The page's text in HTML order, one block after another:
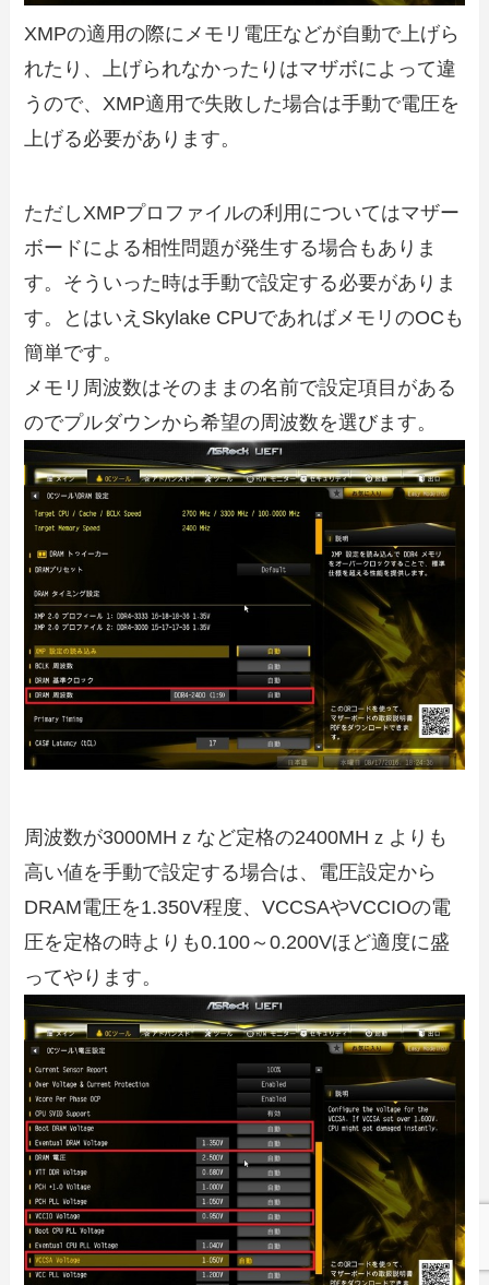
XMPの適用の際にメモリ電圧などが自動で上げら
れたり、上げられなかったりはマザボによって違
うので、XMP適用で失敗した場合は手動で電圧を
上げる必要があります。
ただしXMPプロファイルの利用についてはマザー
ボードによる相性問題が発生する場合もありま
す。そういった時は手動で設定する必要がありま
す。とはいえSkylake CPUであればメモリのOCも
簡単です。
メモリ周波数はそのままの名前で設定項目がある
のでプルダウンから希望の周波数を選びます。
周波数が3000MHｚなど定格の2400MHｚよりも
高い値を手動で設定する場合は、電圧設定から
DRAM電圧を1.350V程度、VCCSAやVCCIOの電
圧を定格の時よりも0.100～0.200Vほど適度に盛
ってやります。